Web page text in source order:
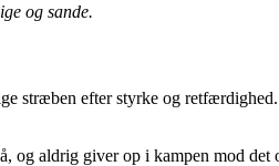
og sande.
stræben efter styrke og
og aldrig giver op i kampen mod det